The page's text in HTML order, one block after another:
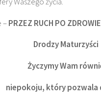
–PRZEZ RUCH PO
Drodzy Maturzyści
Życzymy Wam
niepokoju, który pozwala